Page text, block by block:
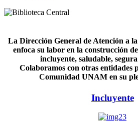
La Dirección General de Atención a
enfoca su labor en la construcción
incluyente, saludable,
Colaboramos con otras entidades
Comunidad UNAM en su
Incluyente